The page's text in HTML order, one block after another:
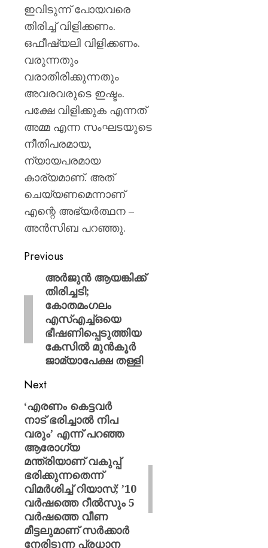
ഇവിടുന്ന് പോയവരെ
തിരിച്ച് വിളിക്കണം.
ഒഫീഷ്യലി വിളിക്കണം.
വരുന്നതും
വരാതിരിക്കുന്നതും
അവരവരുടെ ഇഷ്ടം.
പക്ഷേ വിളിക്കുക എന്നത്
അമ്മ എന്ന സംഘടയുടെ
നീതിപരമായ,
ന്യായപരമായ
കാര്യമാണ്. അത്
ചെയ്യണമെന്നാണ്
എന്റെ അഭ്യർത്ഥന –
അൻസിബ പറ‍ഞ്ഞു.
Previous
അർജുൻ ആയങ്കിക്ക്
തിരിച്ചടി;
കോതമംഗലം
എസ്എച്ച്ഒയെ
ഭീഷണിപ്പെടുത്തിയ
കേസിൽ മുൻകൂർ
ജാമ്യാപേക്ഷ തള്ളി
Next
‘എരണം കെട്ടവർ
നാട് ഭരിച്ചാൽ നിപ
വരും’ എന്ന് പറഞ്ഞ
ആരോഗ്യ
മന്ത്രിയാണ് വകുപ്പ്
ഭരിക്കുന്നതെന്ന്
വിമർശിച്ച് റിയാസ്; ’10
വർഷത്തെ റീൽസും 5
വർഷത്തെ വീണ
മീട്ടലുമാണ് സർക്കാർ
നേരിടുന്ന പ്രധാന